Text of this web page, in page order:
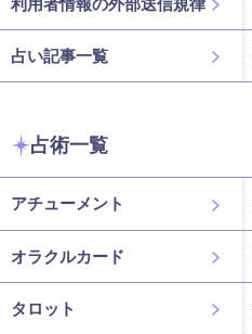
占い記事一覧
占術一覧
アチューメント
オラクルカード
タロット